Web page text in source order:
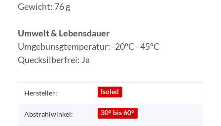
Gewicht: 76 g
Umwelt & Lebensdauer
Umgebunsgtemperatur: -20°C - 45°C
Quecksilberfrei: Ja
Hersteller: Isoled
Abstrahlwinkel: 30° bis 60°